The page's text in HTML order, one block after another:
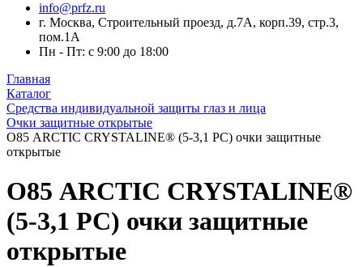
info@prfz.ru
г. Москва, Строительный проезд, д.7А, корп.39, стр.3,
пом.1А
Пн - Пт: с 9:00 до 18:00
Главная
Каталог
Средства индивидуальной защиты глаз и лица
Очки защитные открытые
О85 ARCTIС CRYSTALINE® (5-3,1 PC) очки защитные
открытые
О85 ARCTIС CRYSTALINE®
(5-3,1 PC) очки защитные
открытые